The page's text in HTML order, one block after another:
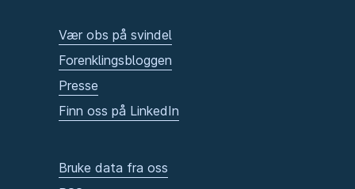
Vær obs på svindel
Forenklingsbloggen
Presse
Finn oss på LinkedIn
Bruke data fra oss